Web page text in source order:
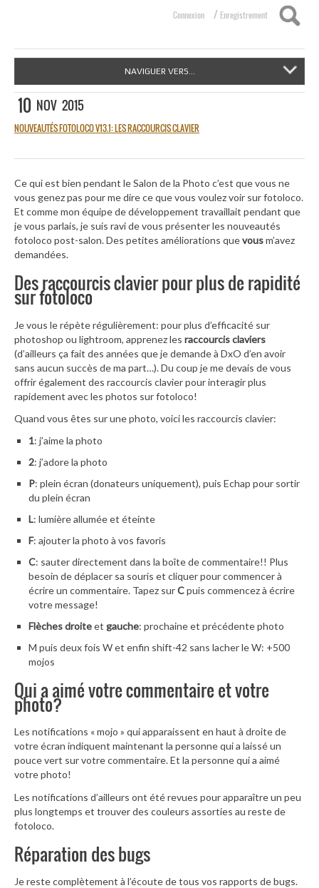
Connexion / Enregistrement
NAVIGUER VERS...
10 NOV 2015
NOUVEAUTÉS FOTOLOCO V13.1: LES RACCOURCIS CLAVIER
Ce qui est bien pendant le Salon de la Photo c’est que vous ne
vous genez pas pour me dire ce que vous voulez voir sur fotoloco.
Et comme mon équipe de développement travaillait pendant que
je vous parlais, je suis ravi de vous présenter les nouveautés
fotoloco post-salon. Des petites améliorations quevousm’avez
demandées.
Des raccourcis clavier pour plus de rapidité
sur fotoloco
Je vous le répète régulièrement: pour plus d’efficacité sur
photoshop ou lightroom, apprenez les raccourcis claviers
(d’ailleurs ça fait des années que je demande à DxO d’en avoir
sans aucun succès de ma part…). Du coup je me devais de vous
offrir également des raccourcis clavier pour interagir plus
rapidement avec les photos sur fotoloco!
Quand vous êtes sur une photo, voici les raccourcis clavier:
1: j’aime la photo
2: j’adore la photo
P: plein écran (donateurs uniquement), puis Echap pour sortir
du plein écran
L: lumière allumée et éteinte
F: ajouter la photo à vos favoris
C: sauter directement dans la boîte de commentaire!! Plus
besoin de déplacer sa souris et cliquer pour commencer à
écrire un commentaire. Tapez surCpuis commencez à écrire
votre message!
Flèches droiteet gauche: prochaine et précédente photo
M puis deux fois W et enfin shift-42 sans lacher le W: +500
mojos
Qui a aimé votre commentaire et votre
photo?
Les notifications « mojo » qui apparaissent en haut à droite de
votre écran indiquent maintenant la personne qui a laissé un
pouce vert sur votre commentaire. Et la personne qui a aimé
votre photo!
Les notifications d’ailleurs ont été revues pour apparaître un peu
plus longtemps et trouver des couleurs assorties au reste de
fotoloco.
Réparation des bugs
Je reste complètement à l’écoute de tous vos rapports de bugs.